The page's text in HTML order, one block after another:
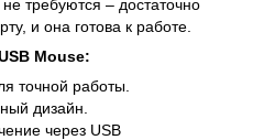
требуются – достаточно
и она готова к работе.
Mouse:
точной работы.
дизайн.
через USB